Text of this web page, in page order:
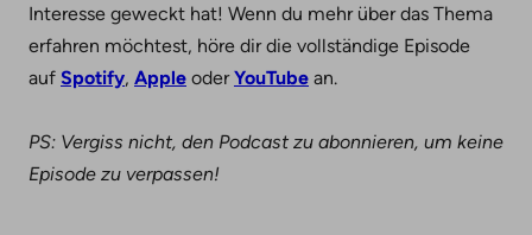
Interesse geweckt hat! Wenn du mehr über das Thema
erfahren möchtest, höre dir die vollständige Episode
auf Spotify, Apple oderYouTube an.
PS: Vergiss nicht, den Podcast zu abonnieren, um keine
Episode zu verpassen!